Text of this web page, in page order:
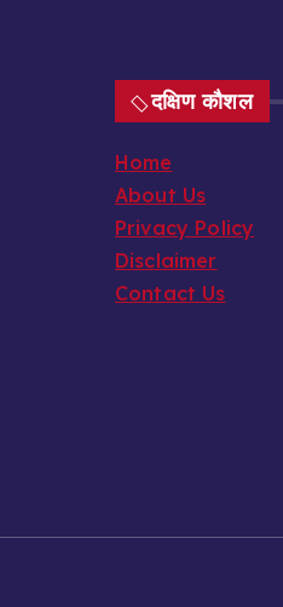
दक्षिण कौशल
Home
About Us
Privacy Policy
Disclaimer
Contact Us